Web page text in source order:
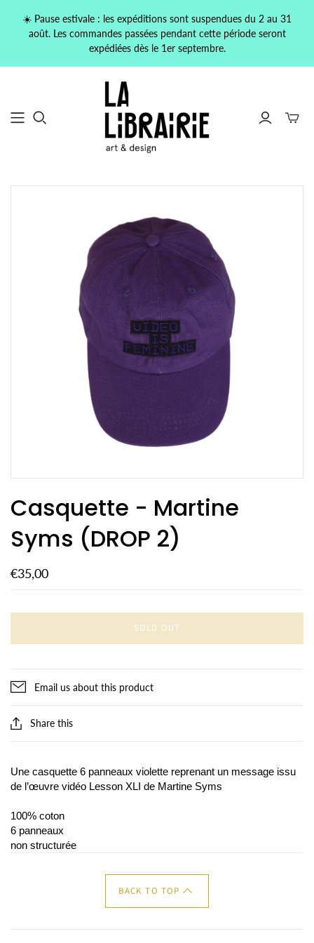
☀️ Pause estivale : les expéditions sont suspendues du 2 au 31
août. Les commandes passées pendant cette période seront
expédiées dès le 1er septembre.
Casquette - Martine
Syms (DROP 2)
€35,00
SOLD OUT
Email us about this product
Share this
Une casquette 6 panneaux violette reprenant un message issu
de l’œuvre vidéo Lesson XLI de Martine Syms
100% coton
6 panneaux
non structurée
BACK TO TOP